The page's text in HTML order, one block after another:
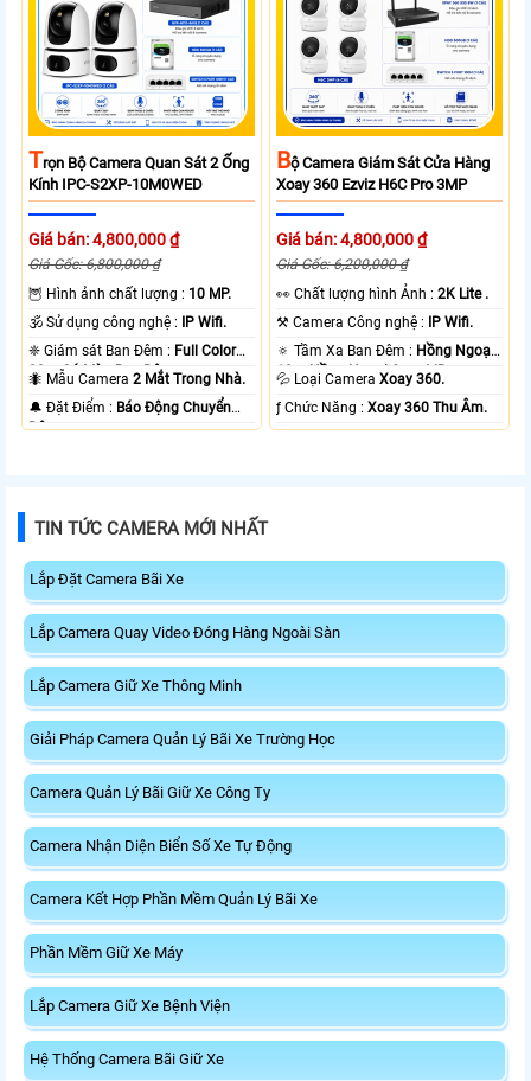
TRọn Bộ Camera Quan Sát 2 Ống
Kính IPC-S2XP-10M0WED
Giá bán: 4,800,000 ₫
Giá Gốc: 6,800,000 ₫
🦉 Hình ảnh chất lượng : 10 MP.
🕉️ Sử dụng công nghệ :
IP Wifi.
❈ Giám sát Ban Đêm : Full Color
20m Có Màu Ban Ðêm.
🐜 Mẫu Camera2 Mắt Trong Nhà.
️🔔 Đặt Điểm : Báo Động Chuyển
Động.
BỘ Camera Giám Sát Cửa Hàng
Xoay 360 Ezviz H6C Pro 3MP
Giá bán: 4,800,000 ₫
Giá Gốc: 6,200,000 ₫
️👀 Chất lượng hình Ảnh :2K Lite .
⚒ Camera Công nghệ :
IP Wifi.
🔅 Tầm Xa Ban Đêm : Hồng Ngoại
10m Hồng Ngoại Smart IR.
💦 Loại CameraXoay 360.
️ƒ Chức Năng :Xoay 360 Thu Âm.
TIN TỨC CAMERA MỚI NHẤT
Lắp Đặt Camera Bãi Xe
Lắp Camera Quay Video Đóng Hàng Ngoài Sàn
Lắp Camera Giữ Xe Thông Minh
Giải Pháp Camera Quản Lý Bãi Xe Trường Học
Camera Quản Lý Bãi Giữ Xe Công Ty
Camera Nhận Diện Biển Số Xe Tự Động
Camera Kết Hợp Phần Mềm Quản Lý Bãi Xe
Phần Mềm Giữ Xe Máy
Lắp Camera Giữ Xe Bệnh Viện
Hệ Thống Camera Bãi Giữ Xe